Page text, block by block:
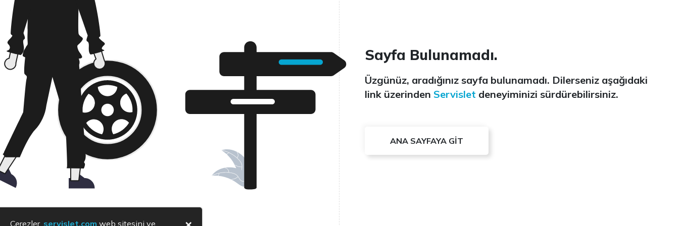
Sayfa Bulunamadı.
Üzgünüz, aradığınız sayfa bulunamadı. Dilerseniz aşağıdaki
link üzerinden Servislet deneyiminizi sürdürebilirsiniz.
ANA SAYFAYA GİT
Çerezler, servislet.com web sitesini ve